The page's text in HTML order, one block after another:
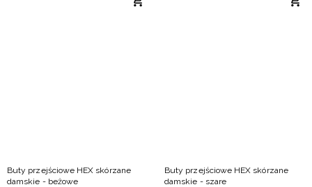
Buty przejściowe HEX skórzane
damskie - beżowe
Buty przejściowe HEX skórzane
damskie - szare